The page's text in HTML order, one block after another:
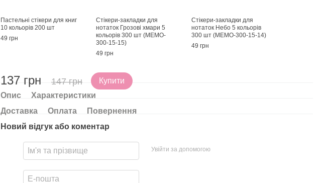
Пастельні стікери для книг
10 кольорів 200 шт
49 грн
Стікери-закладки для
нотаток Грозові хмари 5
кольорів 300 шт (MEMO-
300-15-15)
49 грн
Стікери-закладки для
нотаток Небо 5 кольорів
300 шт (MEMO-300-15-14)
49 грн
137 грн 147 грн Купити
Опис
Характеристики
Доставка
Оплата
Повернення
Новий відгук або коментар
Увійти за допомогою